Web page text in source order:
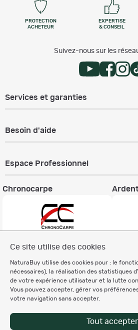
Ce site utilise des cookies
NaturaBuy utilise des cookies pour : le
nécessaires), la réalisation des statistiques
de votre expérience utilisateur et la lutte
Vous pouvez accepter, gérer vos
votre navigation sans accepter.
Tout accepter
PROTECTION
ACHETEUR
EXPERTISE
& CONSEIL
Suivez-nous sur les
Services et garanties
Besoin d'aide
Espace Professionnel
Chronocarpe
Charte éthique
Mentions légales
Règlement & Conditions d'utilisation
Politique de protection
des données personnelles
Personnalisation des cookies